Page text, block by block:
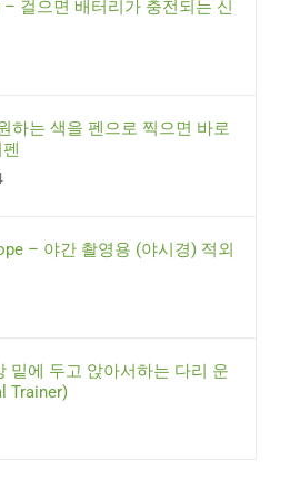
걸으면 배터리가 충전되는 신
하는 색을 펜으로 찍으면 바로
– 야간 촬영용 (야시경) 적외
밑에 두고 앉아서하는 다리 운
Trainer)